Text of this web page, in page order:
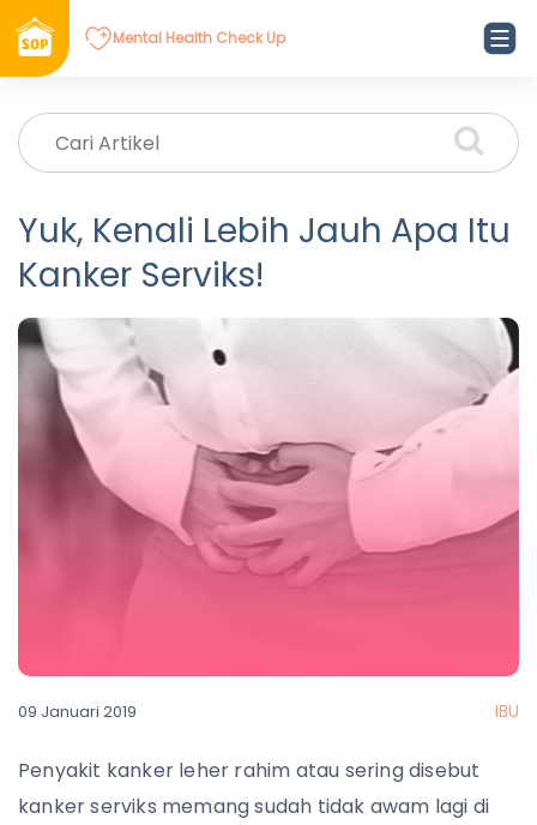
Mental Health Check Up
Yuk, Kenali Lebih Jauh Apa Itu
Kanker Serviks!
09 Januari 2019 IBU
Penyakit kanker leher rahim atau sering disebut
kanker serviks memang sudah tidak awam lagi di